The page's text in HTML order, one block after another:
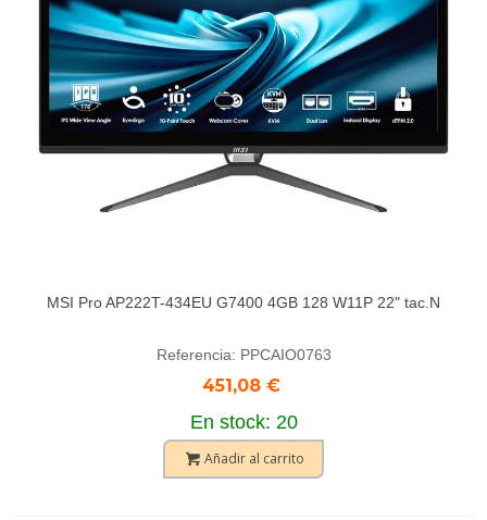
MSI Pro AP222T-434EU G7400 4GB 128 W11P 22" tac.N
Referencia: PPCAIO0763
451,08 €
En stock: 20
Añadir al carrito